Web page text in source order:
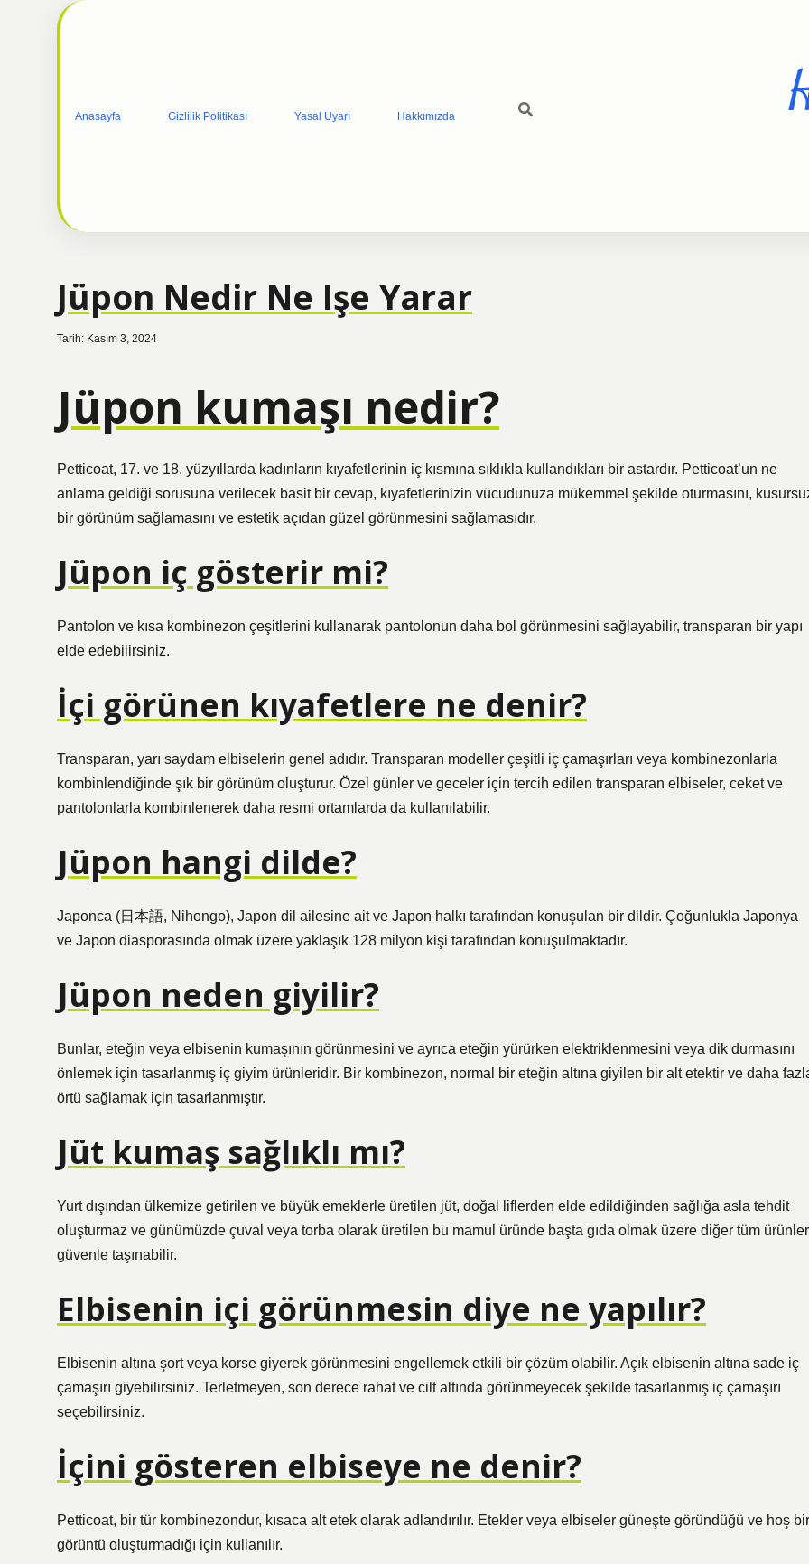
Anasayfa Gizlilik Politikası Yasal Uyarı Hakkımızda
Jüpon Nedir Ne Işe Yarar
Tarih: Kasım 3, 2024
Jüpon kumaşı nedir?
Petticoat, 17. ve 18. yüzyıllarda kadınların kıyafetlerinin iç kısmına sıklıkla kullandıkları bir astardır. Petticoat’un ne
anlama geldiği sorusuna verilecek basit bir cevap, kıyafetlerinizin vücudunuza mükemmel şekilde oturmasını,
bir görünüm sağlamasını ve estetik açıdan güzel görünmesini sağlamasıdır.
Jüpon iç gösterir mi?
Pantolon ve kısa kombinezon çeşitlerini kullanarak pantolonun daha bol görünmesini sağlayabilir, transparan bir yapı
elde edebilirsiniz.
İçi görünen kıyafetlere ne denir?
Transparan, yarı saydam elbiselerin genel adıdır. Transparan modeller çeşitli iç çamaşırları veya kombinezonlarla
kombinlendiğinde şık bir görünüm oluşturur. Özel günler ve geceler için tercih edilen transparan elbiseler, ceket ve
pantolonlarla kombinlenerek daha resmi ortamlarda da kullanılabilir.
Jüpon hangi dilde?
Japonca (日本語, Nihongo), Japon dil ailesine ait ve Japon halkı tarafından konuşulan bir dildir. Çoğunlukla Japonya
ve Japon diasporasında olmak üzere yaklaşık 128 milyon kişi tarafından konuşulmaktadır.
Jüpon neden giyilir?
Bunlar, eteğin veya elbisenin kumaşının görünmesini ve ayrıca eteğin yürürken elektriklenmesini veya dik durmasını
önlemek için tasarlanmış iç giyim ürünleridir. Bir kombinezon, normal bir eteğin altına giyilen bir alt etektir ve daha
örtü sağlamak için tasarlanmıştır.
Jüt kumaş sağlıklı mı?
Yurt dışından ülkemize getirilen ve büyük emeklerle üretilen jüt, doğal liflerden elde edildiğinden sağlığa asla tehdit
oluşturmaz ve günümüzde çuval veya torba olarak üretilen bu mamul üründe başta gıda olmak üzere diğer tüm ürünler
güvenle taşınabilir.
Elbisenin içi görünmesin diye ne yapılır?
Elbisenin altına şort veya korse giyerek görünmesini engellemek etkili bir çözüm olabilir. Açık elbisenin altına sade iç
çamaşırı giyebilirsiniz. Terletmeyen, son derece rahat ve cilt altında görünmeyecek şekilde tasarlanmış iç çamaşırı
seçebilirsiniz.
İçini gösteren elbiseye ne denir?
Petticoat, bir tür kombinezondur, kısaca alt etek olarak adlandırılır. Etekler veya elbiseler güneşte göründüğü ve hoş bir
görüntü oluşturmadığı için kullanılır.